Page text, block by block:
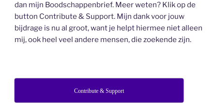
dan mijn Boodschappenbrief. Meer weten? Klik op de
button Contribute & Support. Mijn dank voor jouw
bijdrage is nu al groot, want je helpt hiermee niet alleen
mij, ook heel veel andere mensen, die zoekende zijn.
Contribute & Support